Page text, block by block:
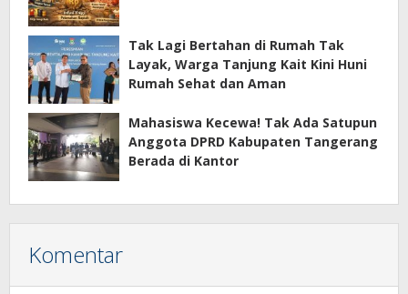
Tak Lagi Bertahan di Rumah Tak
Layak, Warga Tanjung Kait Kini Huni
Rumah Sehat dan Aman
Mahasiswa Kecewa! Tak Ada Satupun
Anggota DPRD Kabupaten Tangerang
Berada di Kantor
Komentar